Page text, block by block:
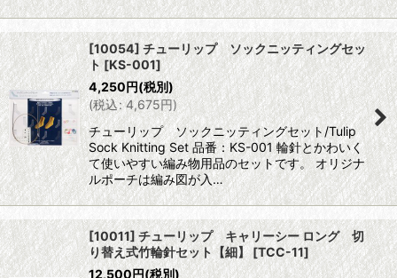
[10054] チューリップ ソックニッティングセッ
ト [KS-001]
4,250円(税別)
(税込: 4,675円)
チューリップ ソックニッティングセット/Tulip
Sock Knitting Set 品番：KS-001 輪針とかわいく
て使いやすい編み物用品のセットです。 オリジナ
ルポーチは編み図が入…
[10011] チューリップ キャリーシー ロング 切
り替え式竹輪針セット【細】 [TCC-11]
12,500円(税別)